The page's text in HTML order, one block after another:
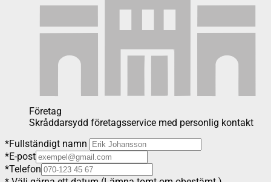
Företag
Skråddarsydd företagsservice med personlig kontakt
*Fullständigt namn
*E-post
*Telefon